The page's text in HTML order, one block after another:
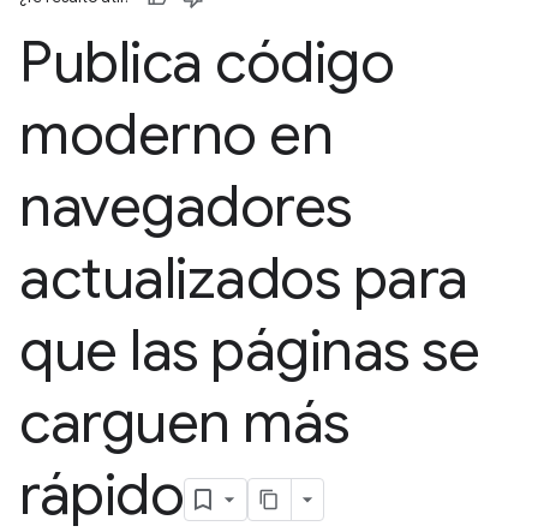
Publica código
moderno en
navegadores
actualizados para
que las páginas se
carguen más
rápido